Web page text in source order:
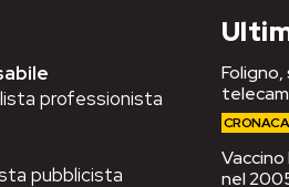
professionista
pubblicista
CRONACA
nel